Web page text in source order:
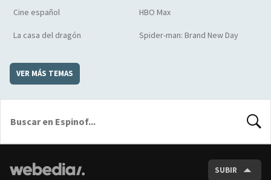
Cine español HBO Max
La casa del dragón Spider-man: Brand New Day
VER MÁS TEMAS
SUBIR